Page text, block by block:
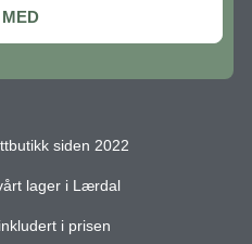
siden 2022
lager i Lærdal
i prisen